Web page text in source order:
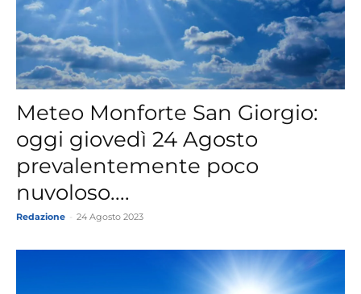
Meteo Monforte San Giorgio:
oggi giovedì 24 Agosto
prevalentemente poco
nuvoloso....
Redazione 24 Agosto 2023